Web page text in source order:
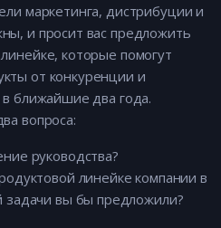
маркетинга, дистрибуции и
и просит вас предложить
которые помогут
от конкуренции и
ближайшие два года.
вопроса:
руководства?
линейке компании в
задачи вы бы предложили?